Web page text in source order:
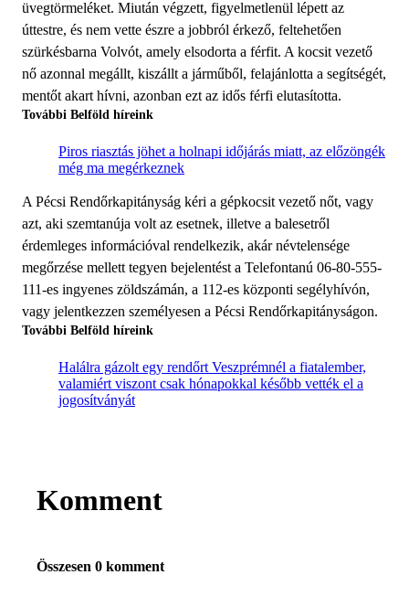
üvegtörmeléket. Miután végzett, figyelmetlenül lépett az
úttestre, és nem vette észre a jobbról érkező, feltehetően
szürkésbarna Volvót, amely elsodorta a férfit. A kocsit vezető
nő azonnal megállt, kiszállt a járműből, felajánlotta a segítségét,
mentőt akart hívni, azonban ezt az idős férfi elutasította.
További Belföld híreink
Piros riasztás jöhet a holnapi időjárás miatt, az előzöngék
még ma megérkeznek
A Pécsi Rendőrkapitányság kéri a gépkocsit vezető nőt, vagy
azt, aki szemtanúja volt az esetnek, illetve a balesetről
érdemleges információval rendelkezik, akár névtelensége
megőrzése mellett tegyen bejelentést a Telefontanú 06-80-555-
111-es ingyenes zöldszámán, a 112-es központi segélyhívón,
vagy jelentkezzen személyesen a Pécsi Rendőrkapitányságon.
További Belföld híreink
Halálra gázolt egy rendőrt Veszprémnél a fiatalember,
valamiért viszont csak hónapokkal később vették el a
jogosítványát
Komment
Összesen 0 komment